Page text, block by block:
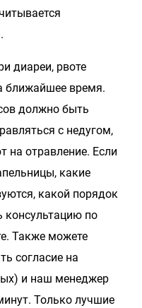
диареи, рвоте
ближайшее время.
должно быть
с недугом,
на отравление. Если
какие
какой порядок
консультацию по
Также можете
согласие на
и наш менеджер
Только лучшие